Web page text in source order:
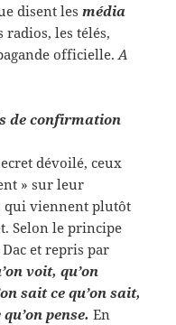
disent lesmédia
les télés,
officielle.A
de confirmation
dévoilé, ceux
» sur leur
qui viennent plutôt
Selon le principe
et repris par
voit, qu’on
sait ce qu’on sait,
pense.En